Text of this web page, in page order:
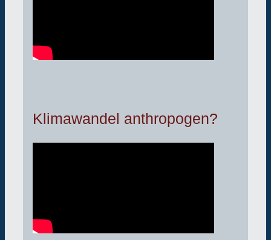
Klimawandel anthropogen?